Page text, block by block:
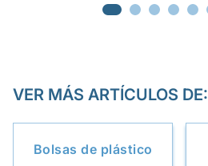
VER MÁS ARTÍCULOS DE:
Bolsas de plástico